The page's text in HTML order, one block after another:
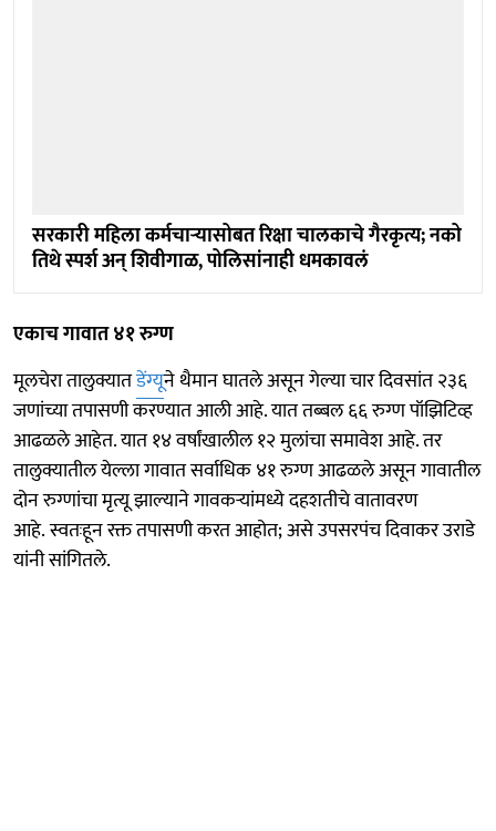
सरकारी महिला कर्मचाऱ्यासोबत रिक्षा चालकाचे गैरकृत्य; नको
तिथे स्पर्श अन् शिवीगाळ, पोलिसांनाही धमकावलं
एकाच गावात ४१ रुग्ण
मूलचेरा तालुक्यातडेंग्यूने थैमान घातले असून गेल्या चार दिवसांत २३६
जणांच्या तपासणी करण्यात आली आहे. यात तब्बल ६६ रुग्ण पॉझिटिव्ह
आढळले आहेत. यात १४ वर्षांखालील १२ मुलांचा समावेश आहे. तर
तालुक्यातील येल्ला गावात सर्वाधिक ४१ रुग्ण आढळले असून गावातील
दोन रुग्णांचा मृत्यू झाल्याने गावकऱ्यांमध्ये दहशतीचे वातावरण
आहे. स्वतःहून रक्त तपासणी करत आहोत; असे उपसरपंच दिवाकर उराडे
यांनी सांगितले.